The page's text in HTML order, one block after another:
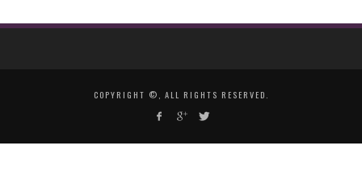
COPYRIGHT ©, ALL RIGHTS RESERVED.